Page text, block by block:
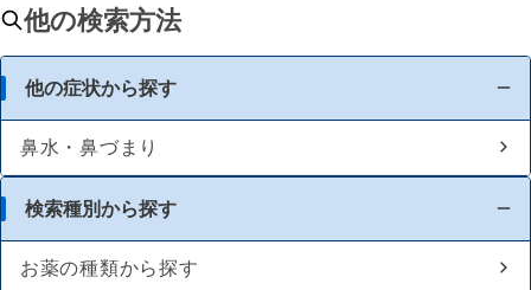
他の検索方法
他の症状から探す
鼻水・鼻づまり
検索種別から探す
お薬の種類から探す